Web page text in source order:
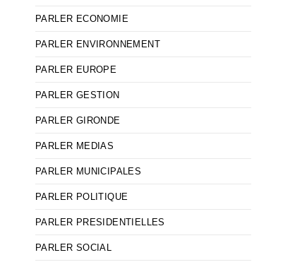
PARLER ECONOMIE
PARLER ENVIRONNEMENT
PARLER EUROPE
PARLER GESTION
PARLER GIRONDE
PARLER MEDIAS
PARLER MUNICIPALES
PARLER POLITIQUE
PARLER PRESIDENTIELLES
PARLER SOCIAL